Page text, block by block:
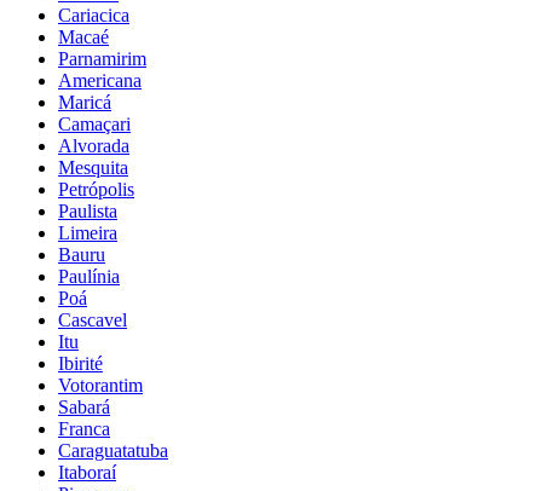
Cariacica
Macaé
Parnamirim
Americana
Maricá
Camaçari
Alvorada
Mesquita
Petrópolis
Paulista
Limeira
Bauru
Paulínia
Poá
Cascavel
Itu
Ibirité
Votorantim
Sabará
Franca
Caraguatatuba
Itaboraí